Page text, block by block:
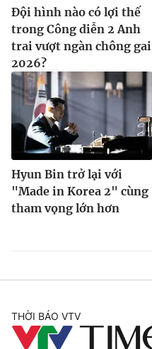
Đội hình nào có lợi thế
trong Công diễn 2 Anh
trai vượt ngàn chông gai
2026?
Hyun Bin trở lại với
"Made in Korea 2" cùng
tham vọng lớn hơn
THỜI BÁO VTV